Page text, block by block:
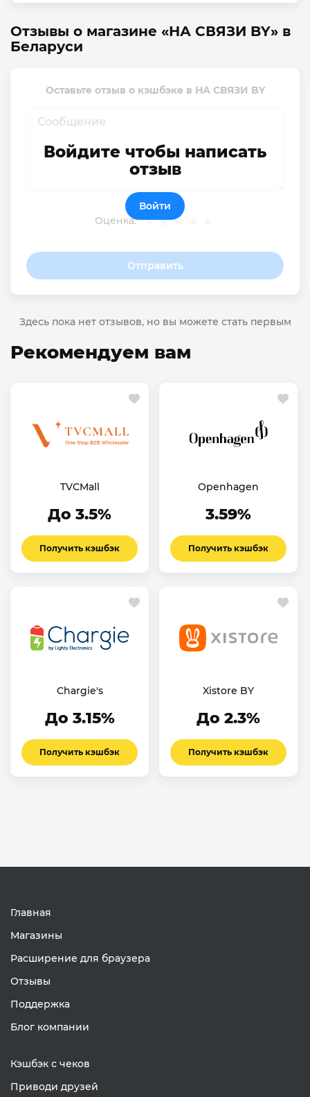
Отзывы о магазине «НА СВЯЗИ BY» в
Беларуси
Оставьте отзыв о кэшбэке в НА СВЯЗИ BY
Оценка:
Отправить
Войдите чтобы написать
отзыв
Войти
Здесь пока нет отзывов, но вы можете стать первым
Рекомендуем вам
TVCMall
До 3.5%
Получить кэшбэк
Openhagen
3.59%
Получить кэшбэк
Chargie's
До 3.15%
Получить кэшбэк
Xistore BY
До 2.3%
Получить кэшбэк
Главная
Магазины
Расширение для браузера
Отзывы
Поддержка
Блог компании
Кэшбэк с чеков
Приводи друзей